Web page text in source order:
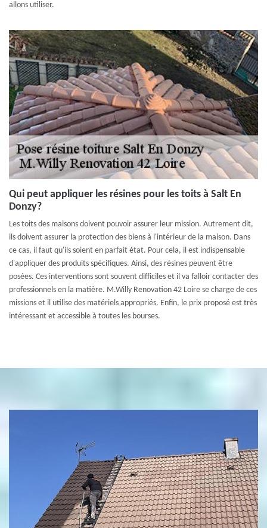
allons utiliser.
Qui peut appliquer les résines pour les toits à Salt En
Donzy?
Les toits des maisons doivent pouvoir assurer leur mission. Autrement dit,
ils doivent assurer la protection des biens à l'intérieur de la maison. Dans
ce cas, il faut qu'ils soient en parfait état. Pour cela, il est indispensable
d'appliquer des produits spécifiques. Ainsi, des résines peuvent être
posées. Ces interventions sont souvent difficiles et il va falloir contacter des
professionnels en la matière. M.Willy Renovation 42 Loire se charge de ces
missions et il utilise des matériels appropriés. Enfin, le prix proposé est très
intéressant et accessible à toutes les bourses.